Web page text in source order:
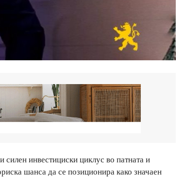
инвестициски циклус во патната и
шанса да се позиционира како значаен